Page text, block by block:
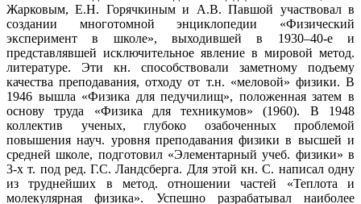
Жарковым, Е.Н. Горячкиным и А.В. Павшой участвовал в
создании многотомной энциклопедии «Физический
эксперимент в школе», выходившей в 1930–40-е и
представлявшей исключительное явление в мировой метод.
литературе. Эти кн. способствовали заметному подъему
качества преподавания, отходу от т.н. «меловой» физики. В
1946 вышла «Физика для педучилищ», положенная затем в
основу труда «Физика для техникумов» (1960). В 1948
коллектив ученых, глубоко озабоченных проблемой
повышения науч. уровня преподавания физики в высшей и
средней школе, подготовил «Элементарный учеб. физики» в
3-х т. под ред. Г.С. Ландсберга. Для этой кн. С. написал одну
из труднейших в метод. отношении частей «Теплота и
молекулярная физика». Успешно разрабатывал наиболее